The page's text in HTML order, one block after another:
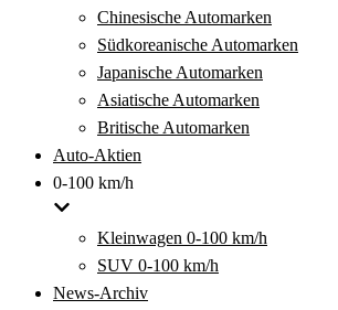
Chinesische Automarken
Südkoreanische Automarken
Japanische Automarken
Asiatische Automarken
Britische Automarken
Auto-Aktien
0-100 km/h
Kleinwagen 0-100 km/h
SUV 0-100 km/h
News-Archiv